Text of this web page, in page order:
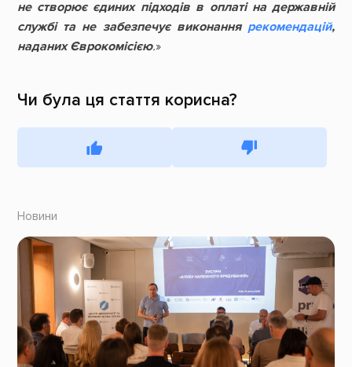
не створює єдиних підходів в оплаті на державній
службі та не забезпечує виконання рекомендацій,
наданих Єврокомісією.»
Чи була ця стаття корисна?
Новини